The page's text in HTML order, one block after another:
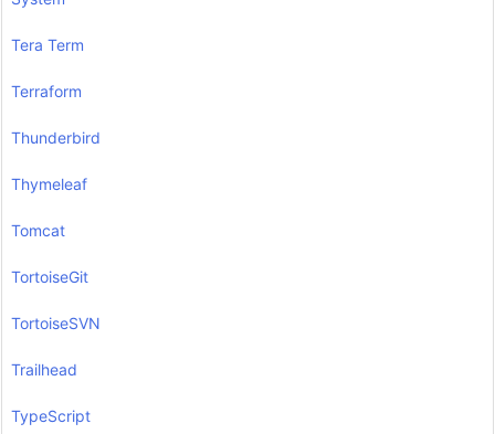
Tera Term
Terraform
Thunderbird
Thymeleaf
Tomcat
TortoiseGit
TortoiseSVN
Trailhead
TypeScript